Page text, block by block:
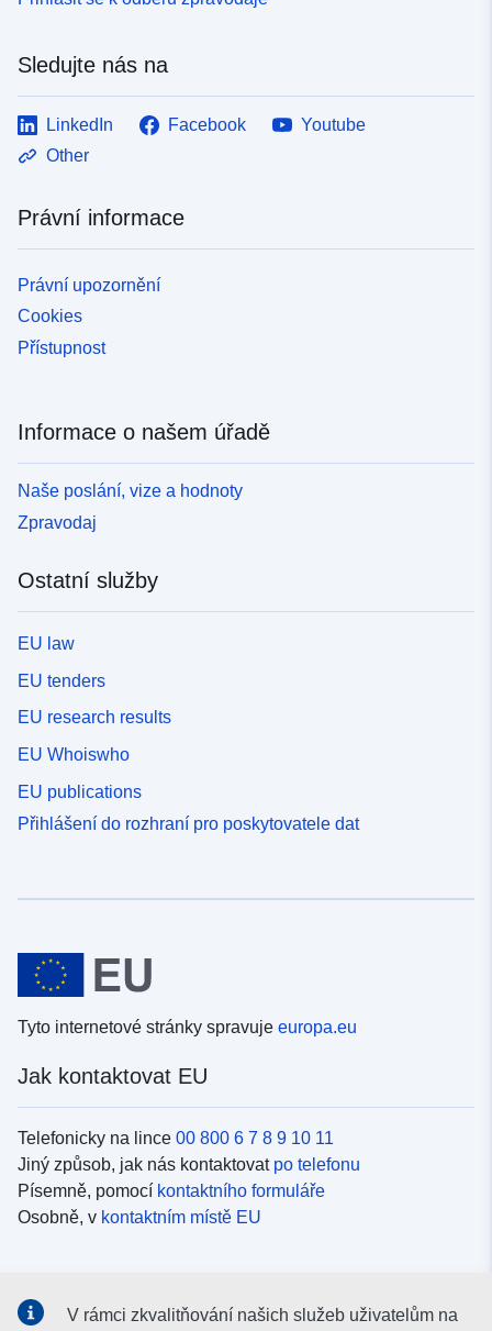
Sledujte nás na
LinkedIn Facebook
Youtube
Other
Právní informace
Právní upozornění
Cookies
Přístupnost
Informace o našem úřadě
Naše poslání, vize a hodnoty
Zpravodaj
Ostatní služby
EU law
EU tenders
EU research results
EU Whoiswho
EU publications
Přihlášení do rozhraní pro poskytovatele dat
Tyto internetové stránky spravuje europa.eu
Jak kontaktovat EU
Telefonicky na lince 00 800 6 7 8 9 10 11
Jiný způsob, jak nás kontaktovat po telefonu
Písemně, pomocí kontaktního formuláře
Osobně, v kontaktním místě EU
V rámci zkvalitňování našich služeb uživatelům na